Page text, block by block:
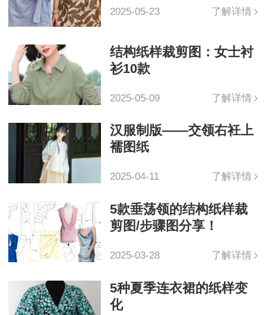
2025-05-23 了解详情
结构纸样裁剪图：女士衬
衫10款
2025-05-09 了解详情
汉服制版——交领右衽上
襦图纸
2025-04-11 了解详情
5款垂荡领的结构纸样裁
剪图/步骤图分享！
2025-03-28 了解详情
5种夏季连衣裙的纸样变
化